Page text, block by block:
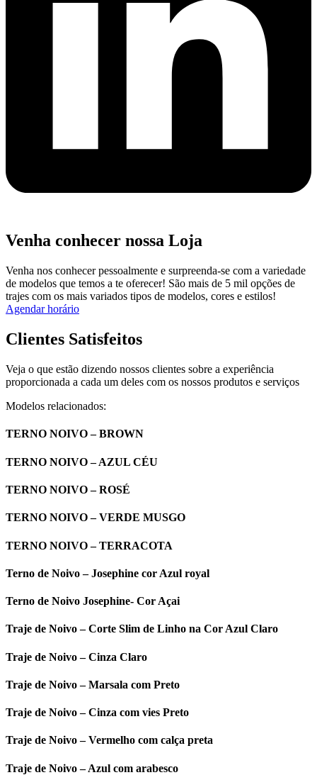
Venha conhecer nossa Loja
Venha nos conhecer pessoalmente e surpreenda-se com a variedade
de modelos que temos a te oferecer! São mais de 5 mil opções de
trajes com os mais variados tipos de modelos, cores e estilos!
Agendar horário
Clientes Satisfeitos
Veja o que estão dizendo nossos clientes sobre a experiência
proporcionada a cada um deles com os nossos produtos e serviços
Modelos relacionados:
TERNO NOIVO – BROWN
TERNO NOIVO – AZUL CÉU
TERNO NOIVO – ROSÉ
TERNO NOIVO – VERDE MUSGO
TERNO NOIVO – TERRACOTA
Terno de Noivo – Josephine cor Azul royal
Terno de Noivo Josephine- Cor Açai
Traje de Noivo – Corte Slim de Linho na Cor Azul Claro
Traje de Noivo – Cinza Claro
Traje de Noivo – Marsala com Preto
Traje de Noivo – Cinza com vies Preto
Traje de Noivo – Vermelho com calça preta
Traje de Noivo – Azul com arabesco